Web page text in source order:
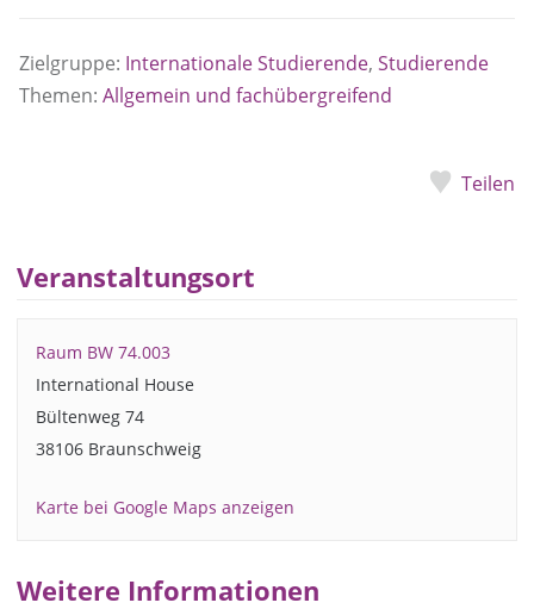
Zielgruppe: Internationale Studierende, Studierende
Themen: Allgemein und fachübergreifend
Teilen
Veranstaltungsort
Raum BW 74.003
International House
Bültenweg 74
38106 Braunschweig
Karte bei Google Maps anzeigen
Weitere Informationen